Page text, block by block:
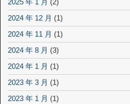
2025 年 1 月 (2)
2024 年 12 月 (1)
2024 年 11 月 (1)
2024 年 8 月 (3)
2024 年 1 月 (1)
2023 年 3 月 (1)
2023 年 1 月 (1)